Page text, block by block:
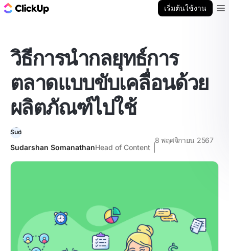
เริ่มต้นใช้งาน
วิธีการนำกลยุทธ์การ
ตลาดแบบขับเคลื่อนด้วย
ผลิตภัณฑ์ไปใช้
Sudarshan SomanathanHead of Content
8 พฤศจิกายน 2567